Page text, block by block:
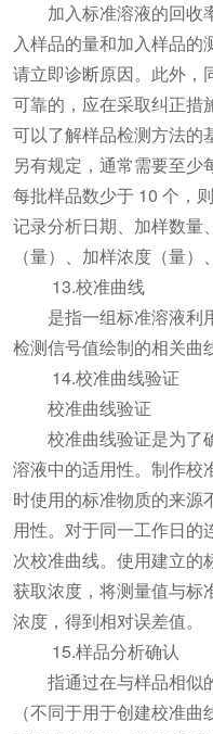
加入标准溶液的回收
入样品的量和加入样品的
请立即诊断原因。此外，
可靠的，应在采取纠正措
可以了解样品检测方法的
另有规定，通常需要至少
每批样品数少于 10 个，
记录分析日期、加样数量
（量）、加样浓度（量）
13.校准曲线
是指一组标准溶液利
检测信号值绘制的相关曲
14.校准曲线验证
校准曲线验证
校准曲线验证是为了
溶液中的适用性。制作校
时使用的标准物质的来源
用性。对于同一工作日的
次校准曲线。使用建立的
获取浓度，将测量值与标
浓度，得到相对误差值。
15.样品分析确认
指通过在与样品相似
（不同于用于创建校准